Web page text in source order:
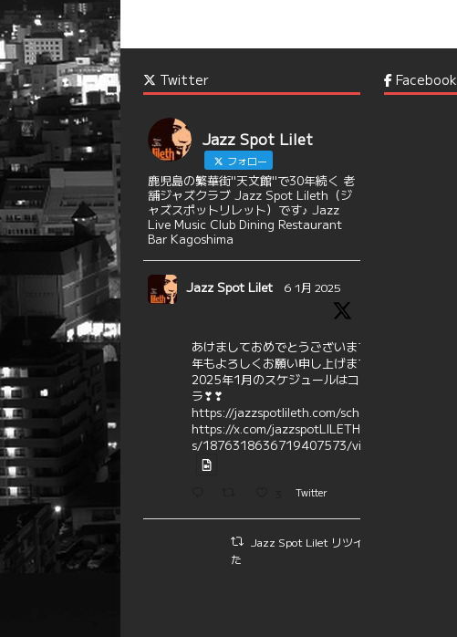
Twitter
Jazz Spot Lilet
フォロー
鹿児島の繁華街"天文館"で30年続く 老
舗ジャズクラブ Jazz Spot Lileth（ジ
ャズスポットリレット）です♪ Jazz
Live Music Club Dining Restaurant
Bar Kagoshima
Jazz Spot Lilet 6 1月 2025
あけましておめでとうございます
年もよろしくお願い申し上げます
2025年1月のスケジュールはコチ
ラ❣❣
https://jazzspotlileth.com/schedule
https://x.com/jazzspotLILETH/statu
s/1876318636719407573/video/1
Twitter
Jazz Spot Lilet リツイートされまし
た
Facebook